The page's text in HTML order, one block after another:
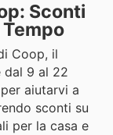
Sconti
Coop, il
dal 9 al 22
aiutarvi a
sconti su
per la casa e